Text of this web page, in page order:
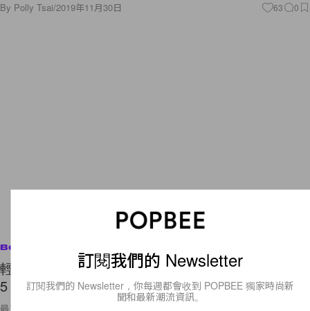
By Polly Tsai/2019年11月30日 63 0
Beauty
輕奢感滿滿：外貌協會必會愛上，擁有極美外型的
5 個韓國美妝品牌！
最重要的是基乎都是開架品牌的價錢！全包也不會心痛！
訂閱我們的 Newsletter
訂閱我們的 Newsletter，你每週都會收到 POPBEE 獨家時尚新
聞和最新潮流資訊。